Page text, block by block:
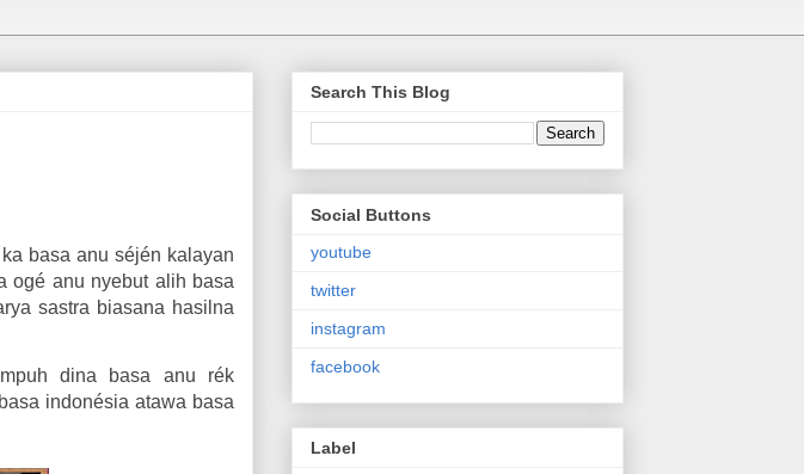
basa anu séjén kalayan
ogé anu nyebut alih basa
sastra biasana hasilna
dina basa anu rék
indonésia atawa basa
Search This Blog
Social Buttons
youtube
twitter
instagram
facebook
Label